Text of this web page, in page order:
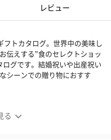
レビュー
る
フトカタログ。世界中の美味し
伝えする”食のセレクトショッ
グです。結婚祝いや出産祝い
シーンでの贈り物におすす